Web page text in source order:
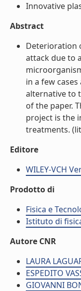
Innovative
Abstract
Deterioration
attack due to
in a few
alternative to
of the paper.
project is the
treatments.
Editore
WILEY-VCH
Prodotto di
Fisica e
Istituto di
Autore CNR
LAURA
ESPEDITO
GIOVANNI